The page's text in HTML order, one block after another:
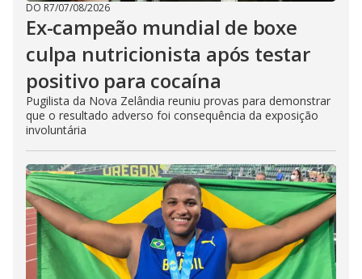
DO R7/07/08/2026
Ex-campeão mundial de boxe
culpa nutricionista após testar
positivo para cocaína
Pugilista da Nova Zelândia reuniu provas para demonstrar
que o resultado adverso foi consequência da exposição
involuntária